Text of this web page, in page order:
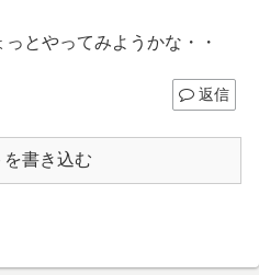
とやってみようかな・・
返信
を書き込む